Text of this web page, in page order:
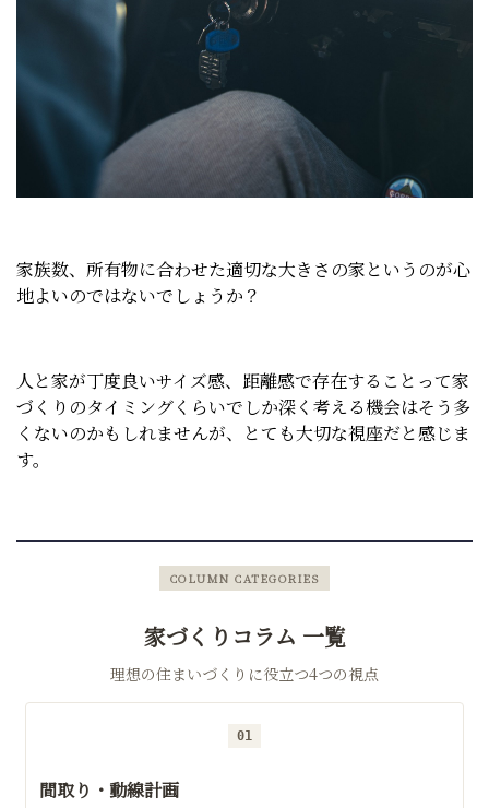
家族数、所有物に合わせた適切な大きさの家というのが心
地よいのではないでしょうか？
人と家が丁度良いサイズ感、距離感で存在することって家
づくりのタイミングくらいでしか深く考える機会はそう多
くないのかもしれませんが、とても大切な視座だと感じま
す。
COLUMN CATEGORIES
家づくりコラム 一覧
理想の住まいづくりに役立つ4つの視点
01
間取り・動線計画